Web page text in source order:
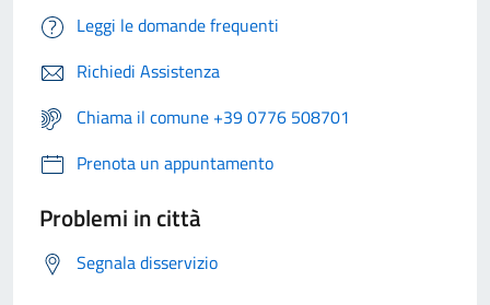
Leggi le domande frequenti
Richiedi Assistenza
Chiama il comune +39 0776 508701
Prenota un appuntamento
Problemi in città
Segnala disservizio